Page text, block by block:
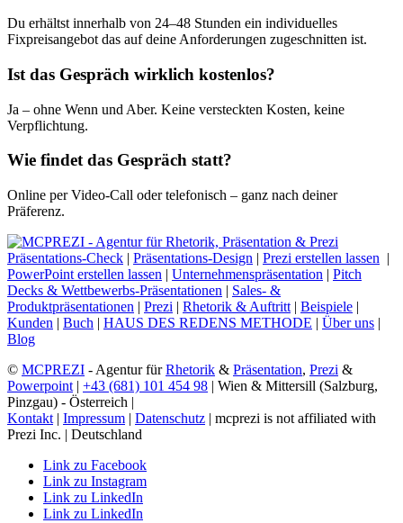
Du erhältst innerhalb von 24–48 Stunden ein individuelles
Fixpreisangebot das auf deine Anforderungen zugeschnitten ist.
Ist das Gespräch wirklich kostenlos?
Ja – ohne Wenn und Aber. Keine versteckten Kosten, keine
Verpflichtung.
Wie findet das Gespräch statt?
Online per Video-Call oder telefonisch – ganz nach deiner
Präferenz.
Präsentations-Check | Präsentations-Design | Prezi erstellen lassen |
PowerPoint erstellen lassen | Unternehmenspräsentation | Pitch
Decks & Wettbewerbs-Präsentationen | Sales- &
Produktpräsentationen | Prezi | Rhetorik & Auftritt | Beispiele |
Kunden | Buch | HAUS DES REDENS METHODE | Über uns |
Blog
© MCPREZI - Agentur fürRhetorik & Präsentation, Prezi &
Powerpoint | +43 (681) 101 454 98 | Wien & Mittersill (Salzburg,
Pinzgau) - Österreich |
Kontakt | Impressum | Datenschutz | mcprezi is not affiliated with
Prezi Inc. | Deutschland
Link zu Facebook
Link zu Instagram
Link zu LinkedIn
Link zu LinkedIn